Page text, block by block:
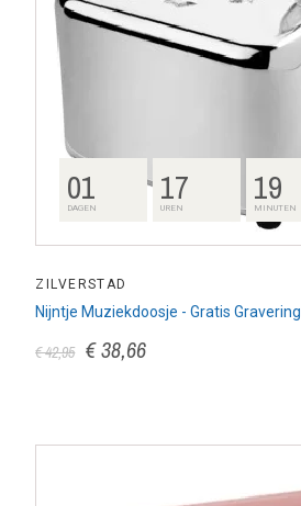
01
DAGEN 17
UREN 19
MINUTEN
ZILVERSTAD
Nijntje Muziekdoosje - Gratis Gravering
€ 42,95 € 38,66